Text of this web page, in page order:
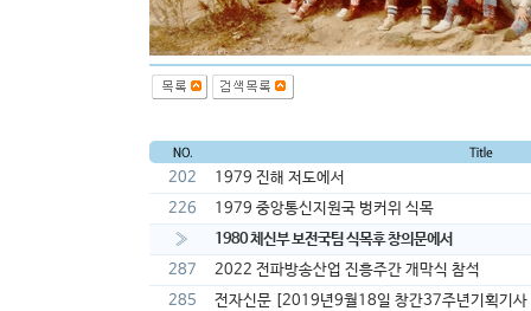
202
1979 진해 저도에서
226
1979 중앙통신지원국 벙커위 식목
»
1980 체신부 보전국팀 식목후 창의문에서
287
2022 전파방송산업 진흥주간 개막식 참석
285
전자신문 [2019년9월18일 창간37주년기획기